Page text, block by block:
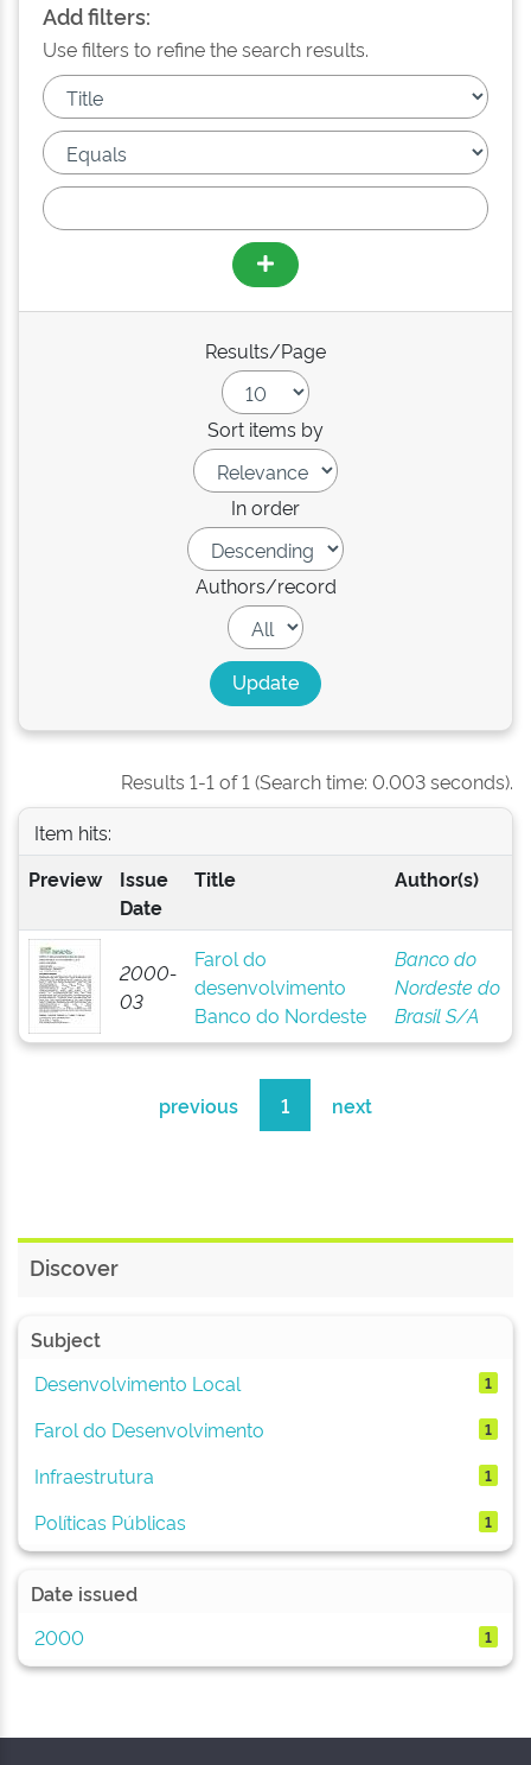
Add filters:
Use filters to refine the search results.
Results/Page
Sort items by
In order
Authors/record
Results 1-1 of 1 (Search time: 0.003 seconds).
Item hits:
Preview
Issue
Date
Title Author(s)
2000-
03
Farol do
desenvolvimento
Banco do Nordeste
Banco do
Nordeste do
Brasil S/A
previous 1 next
Discover
Subject
Desenvolvimento Local
1
Farol do Desenvolvimento 1
Infraestrutura 1
Políticas Públicas 1
Date issued
2000
1